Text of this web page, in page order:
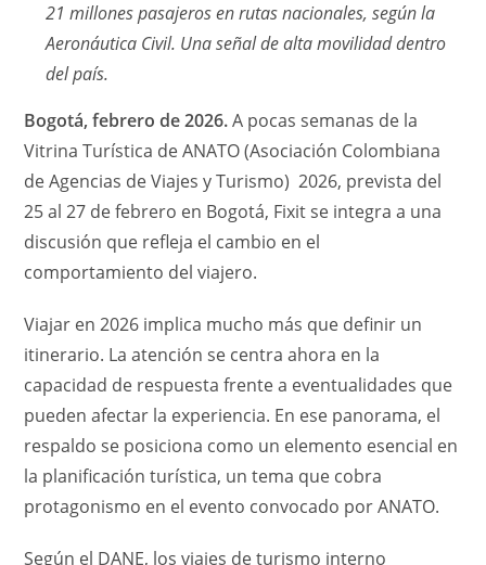
21 millones pasajeros en rutas nacionales, según la
Aeronáutica Civil. Una señal de alta movilidad dentro
del país.
Bogotá, febrero de 2026.A pocas semanas de la
Vitrina Turística de ANATO (Asociación Colombiana
de Agencias de Viajes y Turismo) 2026, prevista del
25 al 27 de febrero en Bogotá, Fixit se integra a una
discusión que refleja el cambio en el
comportamiento del viajero.
Viajar en 2026 implica mucho más que definir un
itinerario. La atención se centra ahora en la
capacidad de respuesta frente a eventualidades que
pueden afectar la experiencia. En ese panorama, el
respaldo se posiciona como un elemento esencial en
la planificación turística, un tema que cobra
protagonismo en el evento convocado por ANATO.
Según el DANE, los viajes de turismo interno